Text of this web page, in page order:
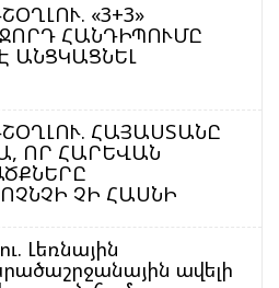
«3+3»
ՀԱՆԴԻՊՈՒՄԸ
ԱՆՑԿԱՑՆԵԼ
ՀԱՅԱՍՏԱՆԸ
ՈՐ ՀԱՐԵՎԱՆ
ՉԻ ՀԱՍՆԻ
Լեռնային
ավելի